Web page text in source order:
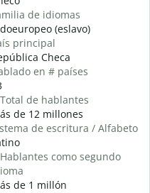
de idiomas
(eslavo)
principal
Checa
en # países
de hablantes
de 12 millones
de escritura / Alfabeto
como segundo
de 1 millón